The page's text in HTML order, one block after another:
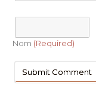
Nom (Required)